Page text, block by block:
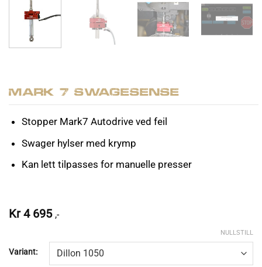
Mark 7 SwageSense
Stopper Mark7 Autodrive ved feil
Swager hylser med krymp
Kan lett tilpasses for manuelle presser
Kr4 695 ,-
Variant:
NULLSTILL